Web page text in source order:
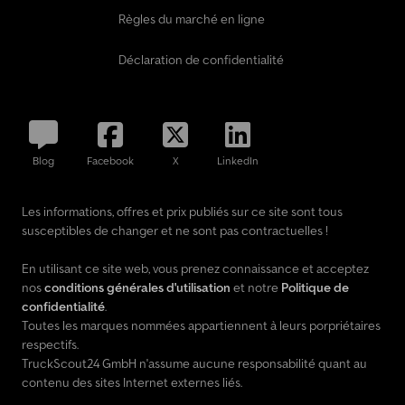
Règles du marché en ligne
Déclaration de confidentialité
Blog Facebook X LinkedIn
Les informations, offres et prix publiés sur ce site sont tous
susceptibles de changer et ne sont pas contractuelles !
En utilisant ce site web, vous prenez connaissance et acceptez
nosconditions générales d'utilisation et notre Politique de
confidentialité.
Toutes les marques nommées appartiennent à leurs porpriétaires
respectifs.
TruckScout24 GmbH n'assume aucune responsabilité quant au
contenu des sites Internet externes liés.